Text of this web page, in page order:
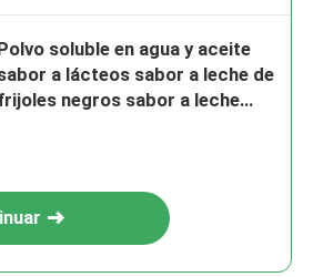
soluble en agua y aceite
a lácteos sabor a leche de
negros sabor a leche